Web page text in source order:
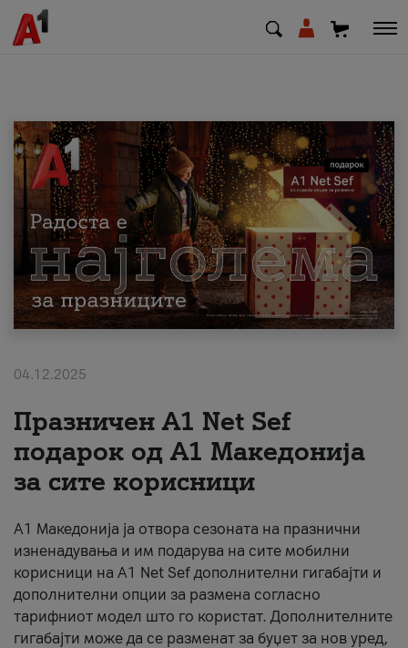
МК EN SQ
Приватни Деловни
Поддршка
Надополни кредит
За нас
#ПодобарОнлајн
04.12.2025
Празничен A1 Net Sеf
подарок од А1 Македонија
за сите корисници
А1 Македонија ја отвора сезоната на празнични
изненадувања и им подарува на сите мобилни
корисници на A1 Net Sef дополнителни гигабајти и
дополнителни опции за размена согласно
тарифниот модел што го користат. Дополнителните
гигабајти може да се разменат за буџет за нов уред,